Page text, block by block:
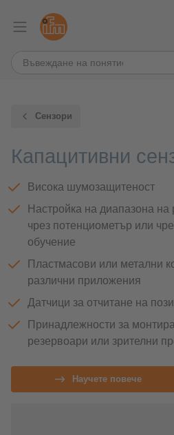
Сензори
Капацитивни
Висока шумозащитеност
Настройка на диапазона на
чрез потенциометър или
обучение
Пластмасови или метални
различни приложения
Датчици за отчитане на
Принадлежности за
резервоари или зрителни
Научете повече